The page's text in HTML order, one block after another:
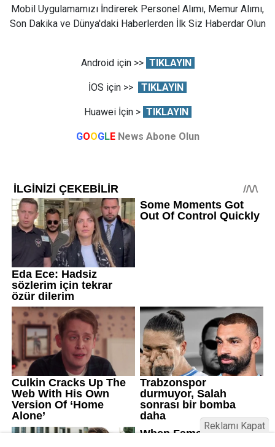
Mobil Uygulamamızı İndirerek Personel Alımı, Memur Alımı,
Son Dakika ve Dünya'daki Haberlerden İlk Siz Haberdar Olun
Android için >> TIKLAYIN
İOS için >> TIKLAYIN
Huawei İçin > TIKLAYIN
GOOGLE News Abone Olun
Reklamı Kapat